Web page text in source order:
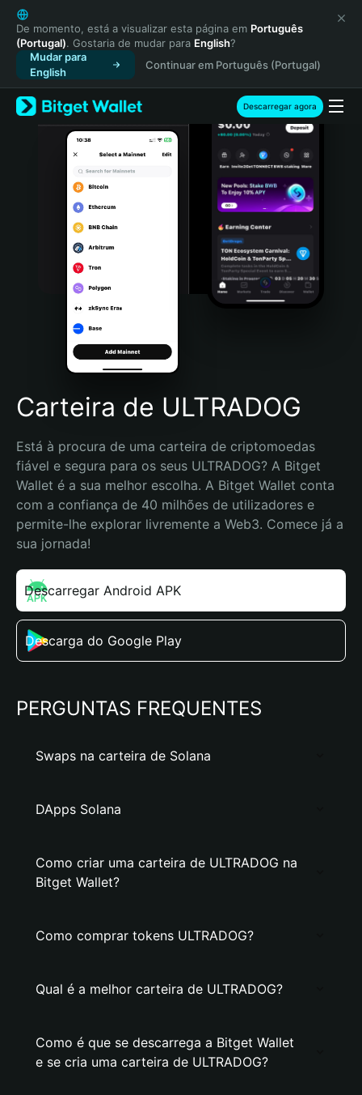
English
日本語
Tiếng Việt
Русский
Español (Latinoamérica)
Türkçe
Italiano
Português (Portugal)
Bahasa Indonesia
Português (Brasil)
Español (Argentina)
De momento, está a visualizar esta página em Português
(Portugal). Gostaria de mudar para English?
Mudar para
English
Continuar em Português (Portugal)
Descarregar agora
Carteira de ULTRADOG
Está à procura de uma carteira de criptomoedas
fiável e segura para os seus ULTRADOG? A Bitget
Wallet é a sua melhor escolha. A Bitget Wallet conta
com a confiança de 40 milhões de utilizadores e
permite-lhe explorar livremente a Web3. Comece já a
sua jornada!
Descarregar Android APK
Descarga do Google Play
PERGUNTAS FREQUENTES
Swaps na carteira de Solana
DApps Solana
Como criar uma carteira de ULTRADOG na
Bitget Wallet?
Como comprar tokens ULTRADOG?
Qual é a melhor carteira de ULTRADOG?
Como é que se descarrega a Bitget Wallet
e se cria uma carteira de ULTRADOG?